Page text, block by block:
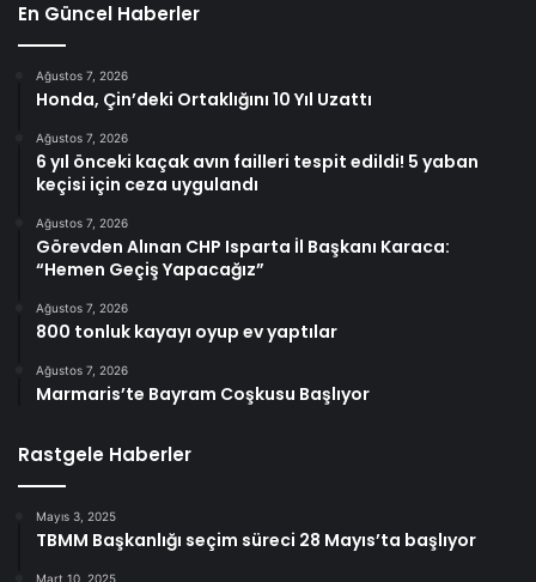
En Güncel Haberler
Ağustos 7, 2026
Honda, Çin’deki Ortaklığını 10 Yıl Uzattı
Ağustos 7, 2026
6 yıl önceki kaçak avın failleri tespit edildi! 5 yaban
keçisi için ceza uygulandı
Ağustos 7, 2026
Görevden Alınan CHP Isparta İl Başkanı Karaca:
“Hemen Geçiş Yapacağız”
Ağustos 7, 2026
800 tonluk kayayı oyup ev yaptılar
Ağustos 7, 2026
Marmaris’te Bayram Coşkusu Başlıyor
Rastgele Haberler
Mayıs 3, 2025
TBMM Başkanlığı seçim süreci 28 Mayıs’ta başlıyor
Mart 10, 2025